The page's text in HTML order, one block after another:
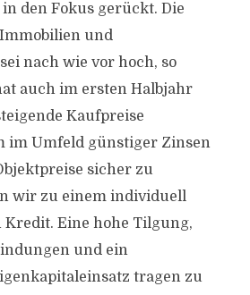
den Fokus gerückt. Die
und
nach wie vor hoch, so
auch im ersten Halbjahr
Kaufpreise
im Umfeld günstiger Zinsen
sicher zu
wir zu einem individuell
Eine hohe Tilgung,
und ein
tragen zu